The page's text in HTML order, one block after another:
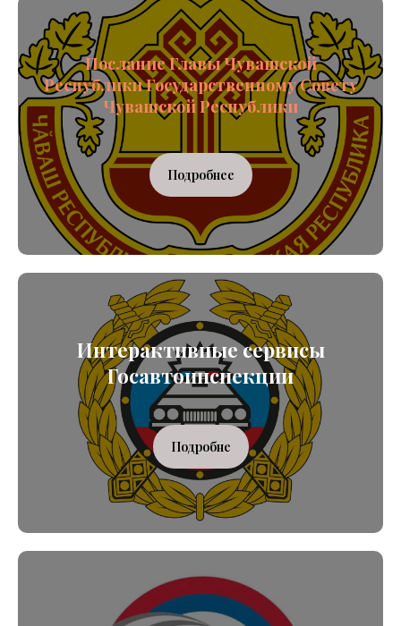
Послание Главы Чувашской
Республики Государственному Совету
Чувашской Республики
Подробнее
Интерактивные сервисы
Госавтоинспекции
Подробне